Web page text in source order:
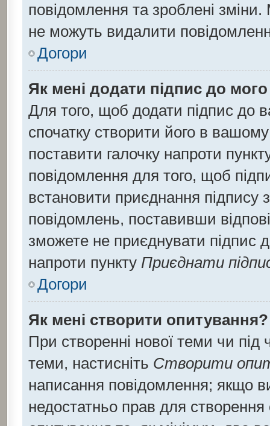
повідомлення та зроблені
не можуть видалити
Догори
Як мені додати підпис до
Для того, щоб додати підпис до
спочатку створити його в
поставити галочку напроти
повідомлення для того, щоб
встановити приєднання
повідомлень, поставивши
зможете не приєднувати підпис
напроти пункту Приєднати
Догори
Як мені створити опитування?
При створенні нової теми чи
теми, настисніть Створити
написання повідомлення; якщо
недостатньо прав для